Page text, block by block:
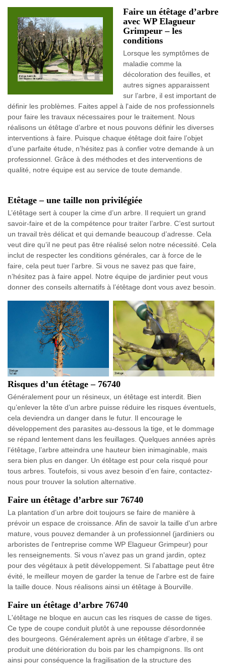
Faire un étêtage d’arbre
avec WP Elagueur
Grimpeur – les
conditions
Lorsque les symptômes de
maladie comme la
décoloration des feuilles, et
autres signes apparaissent
sur l’arbre, il est important de
définir les problèmes. Faites appel à l'aide de nos professionnels
pour faire les travaux nécessaires pour le traitement. Nous
réalisons un étêtage d’arbre et nous pouvons définir les diverses
interventions à faire. Puisque chaque étêtage doit faire l’objet
d’une parfaite étude, n’hésitez pas à confier votre demande à un
professionnel. Grâce à des méthodes et des interventions de
qualité, notre équipe est au service de toute demande.
Etêtage – une taille non privilégiée
L’étêtage sert à couper la cime d’un arbre. Il requiert un grand
savoir-faire et de la compétence pour traiter l’arbre. C’est surtout
un travail très délicat et qui demande beaucoup d’adresse. Cela
veut dire qu’il ne peut pas être réalisé selon notre nécessité. Cela
inclut de respecter les conditions générales, car à force de le
faire, cela peut tuer l’arbre. Si vous ne savez pas que faire,
n’hésitez pas à faire appel. Notre équipe de jardinier peut vous
donner des conseils alternatifs à l’étêtage dont vous avez besoin.
Risques d’un étêtage – 76740
Généralement pour un résineux, un étêtage est interdit. Bien
qu’enlever la tête d’un arbre puisse réduire les risques éventuels,
cela deviendra un danger dans le futur. Il encourage le
développement des parasites au-dessous la tige, et le dommage
se répand lentement dans les feuillages. Quelques années après
l’étêtage, l’arbre atteindra une hauteur bien inimaginable, mais
sera bien plus en danger. Un étêtage est pour cela risqué pour
tous arbres. Toutefois, si vous avez besoin d’en faire, contactez-
nous pour trouver la solution alternative.
Faire un étêtage d’arbre sur 76740
La plantation d’un arbre doit toujours se faire de manière à
prévoir un espace de croissance. Afin de savoir la taille d'un arbre
mature, vous pouvez demander à un professionnel (jardiniers ou
arboristes de l'entreprise comme WP Elagueur Grimpeur) pour
les renseignements. Si vous n'avez pas un grand jardin, optez
pour des végétaux à petit développement. Si l'abattage peut être
évité, le meilleur moyen de garder la tenue de l'arbre est de faire
la taille douce. Nous réalisons ainsi un étêtage à Bourville.
Faire un étêtage d’arbre 76740
L'étêtage ne bloque en aucun cas les risques de casse de tiges.
Ce type de coupe conduit plutôt à une repousse désordonnée
des bourgeons. Généralement après un étêtage d’arbre, il se
produit une détérioration du bois par les champignons. Ils ont
ainsi pour conséquence la fragilisation de la structure des